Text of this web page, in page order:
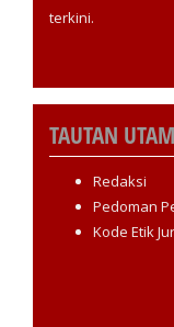
terkini.
TAUTAN
Redaksi
Pedoman
Kode Etik